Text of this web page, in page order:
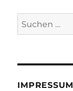
Suchen
nach: